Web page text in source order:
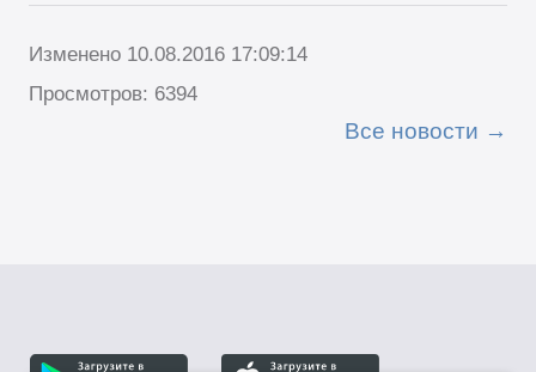
Изменено 10.08.2016 17:09:14
Просмотров: 6394
Все новости